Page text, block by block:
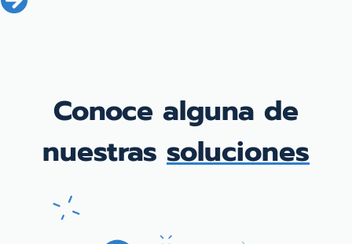
Conoce alguna de
nuestras soluciones